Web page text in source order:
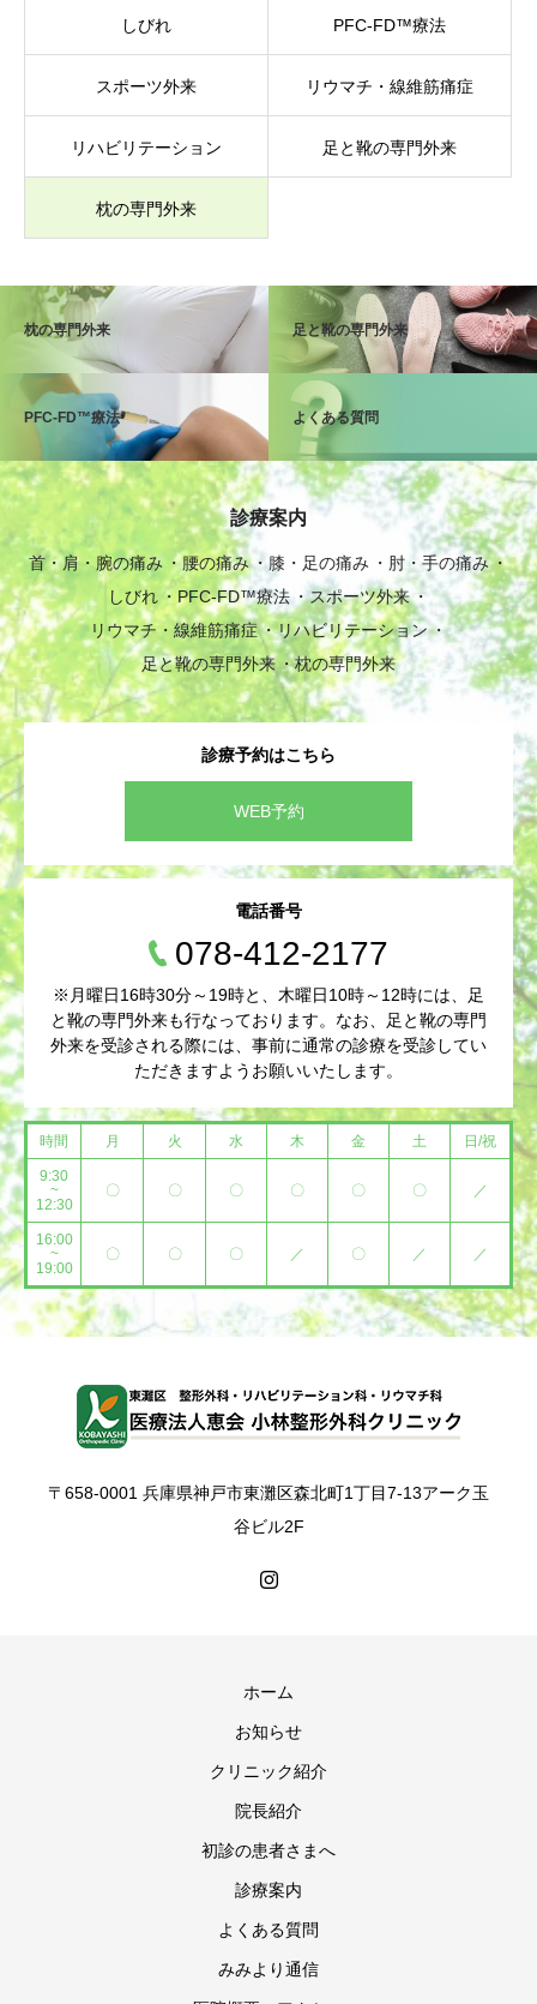
しびれ PFC-FD™療法
スポーツ外来 リウマチ・線維筋痛症
リハビリテーション 足と靴の専門外来
枕の専門外来
枕の専門外来 足と靴の専門外来
PFC-FD™療法 よくある質問
診療案内
首・肩・腕の痛み 腰の痛み 膝・足の痛み
肘・手の痛み
しびれ
PFC-FD™療法
スポーツ外来
リウマチ・線維筋痛症
リハビリテーション
足と靴の専門外来
枕の専門外来
診療予約はこちら
WEB予約
電話番号
078-412-2177
※月曜日16時30分～19時と、木曜日10時～12時には、足
と靴の専門外来も行なっております。なお、足と靴の専門
外来を受診される際には、事前に通常の診療を受診してい
ただきますようお願いいたします。
時間 月 火 水 木 金 土 日/祝
9:30
~
12:30
〇 〇 〇 〇 〇 〇 ／
16:00
~
19:00
〇 〇 〇 ／ 〇 ／ ／
〒658-0001 兵庫県神戸市東灘区森北町1丁目7-13アーク玉
谷ビル2F
ホーム
お知らせ
クリニック紹介
院長紹介
初診の患者さまへ
診療案内
よくある質問
みみより通信